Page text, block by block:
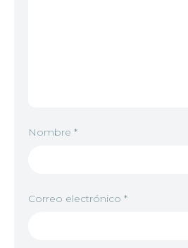
Nombre *
Correo electrónico *